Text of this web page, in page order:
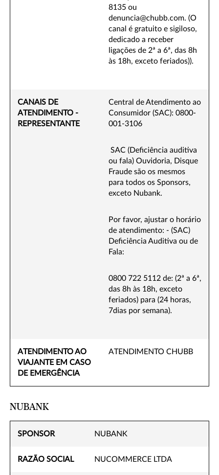
8135 ou
denuncia@chubb.com. (O
canal é gratuito e sigiloso,
dedicado a receber
ligações de 2ª a 6ª, das 8h
às 18h, exceto feriados)).
CANAIS DE
ATENDIMENTO -
REPRESENTANTE
Central de Atendimento ao
Consumidor (SAC): 0800-
001-3106
SAC (Deficiência auditiva
ou fala) Ouvidoria, Disque
Fraude são os mesmos
para todos os Sponsors,
exceto Nubank.
Por favor, ajustar o horário
de atendimento: - (SAC)
Deficiência Auditiva ou de
Fala:
0800 722 5112 de: (2ª a 6ª,
das 8h às 18h, exceto
feriados) para (24 horas,
7dias por semana).
ATENDIMENTO AO
VIAJANTE EM CASO
DE EMERGÊNCIA
ATENDIMENTO CHUBB
NUBANK
SPONSOR NUBANK
RAZÃO SOCIAL NUCOMMERCE LTDA